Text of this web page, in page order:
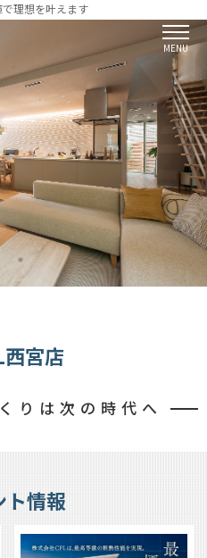
理想を叶えます
MENU
りは次の時代へ
宮店
ト情報